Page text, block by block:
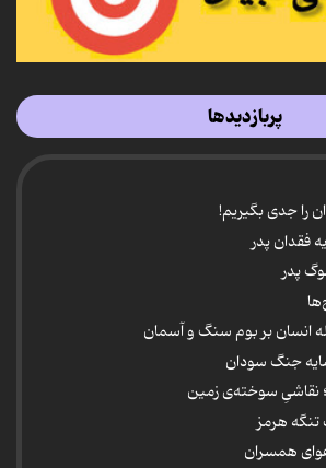
پربازدیدها
را جدی بگیریم!
فقدان پدر
پدر
انسان بر بوم سنگ و آسمان
جنگ سودان
نقاشیِ سوخته‌ی زمین
هرمز